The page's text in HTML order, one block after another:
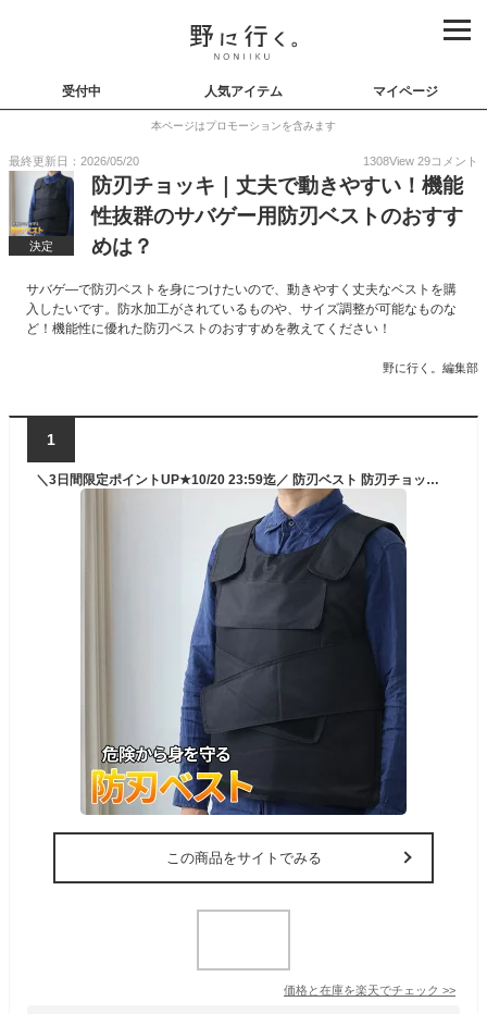
受付中 人気アイテム マイページ
本ページはプロモーションを含みます
最終更新日：2026/05/20 1308View 29コメント
決定
防刃チョッキ｜丈夫で動きやすい！機能
性抜群のサバゲー用防刃ベストのおすす
めは？
サバゲ―で防刃ベストを身につけたいので、動きやすく丈夫なベストを購
入したいです。防水加工がされているものや、サイズ調整が可能なものな
ど！機能性に優れた防刃ベストのおすすめを教えてください！
野に行く。編集部
1
＼3日間限定ポイントUP★10/20 23:59迄／ 防刃ベスト 防刃チョッキ 保護ベスト サバイバル サバイバルゲーム サバゲ― ジャングル 探検 冒険 アウトドア 狩猟 狩猟服 ベスト チョッキ ボディガード ガード 収納袋付 フリーサイズ 切れない 防犯 警備 警護 護身
この商品をサイトでみる
価格と在庫を楽天でチェック >>